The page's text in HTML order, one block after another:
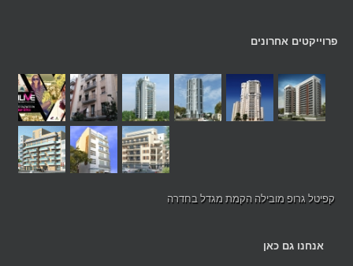
פרוייקטים אחרונים
קפיטל גרופ מובילה הקמת מגדל בחדרה
אנחנו גם כאן